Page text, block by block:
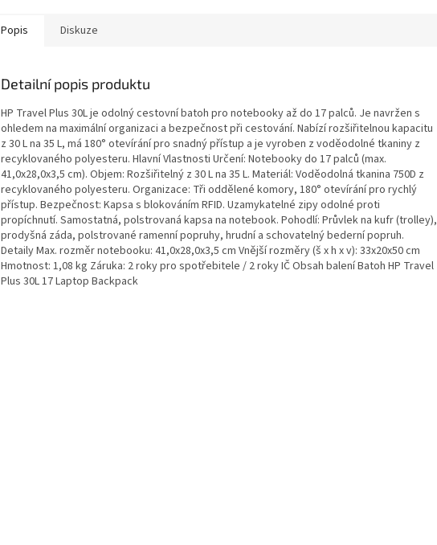
Popis Diskuze
Detailní popis produktu
HP Travel Plus 30L je odolný cestovní batoh pro notebooky až do 17 palců. Je navržen s
ohledem na maximální organizaci a bezpečnost při cestování. Nabízí rozšiřitelnou kapacitu
z 30 L na 35 L, má 180° otevírání pro snadný přístup a je vyroben z voděodolné tkaniny z
recyklovaného polyesteru. Hlavní Vlastnosti Určení: Notebooky do 17 palců (max.
41,0x28,0x3,5 cm). Objem: Rozšiřitelný z 30 L na 35 L. Materiál: Voděodolná tkanina 750D z
recyklovaného polyesteru. Organizace: Tři oddělené komory, 180° otevírání pro rychlý
přístup. Bezpečnost: Kapsa s blokováním RFID. Uzamykatelné zipy odolné proti
propíchnutí. Samostatná, polstrovaná kapsa na notebook. Pohodlí: Průvlek na kufr (trolley),
prodyšná záda, polstrované ramenní popruhy, hrudní a schovatelný bederní popruh.
Detaily Max. rozměr notebooku: 41,0x28,0x3,5 cm Vnější rozměry (š x h x v): 33x20x50 cm
Hmotnost: 1,08 kg Záruka: 2 roky pro spotřebitele / 2 roky IČ Obsah balení Batoh HP Travel
Plus 30L 17 Laptop Backpack